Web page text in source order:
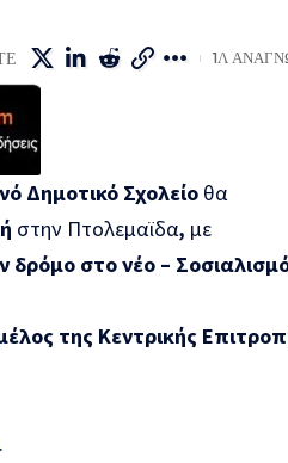
1Λ
Δημοτικό Σχολείο θα
στην Πτολεμαϊδα, με
στο νέο –
της Κεντρικής
.